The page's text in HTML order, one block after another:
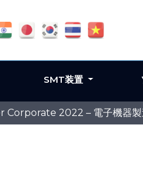
Corporate 2022 – 電子機器製
SMT装置